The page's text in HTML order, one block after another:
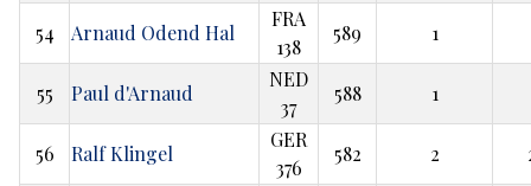
54 Arnaud Odend Hal
FRA
138
589 1
55 Paul d'Arnaud
NED
37
588 1
56 Ralf Klingel
GER
376
582 2